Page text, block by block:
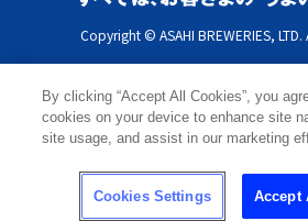
Copyright © ASAHI BREWERIES, LTD.
By clicking “Accept All Cookies”, you
cookies on your device to enhance site
site usage, and assist in our marketing
Cookies Settings Accept